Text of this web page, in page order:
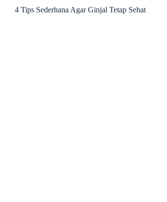
4 Tips Sederhana Agar Ginjal Tetap Sehat